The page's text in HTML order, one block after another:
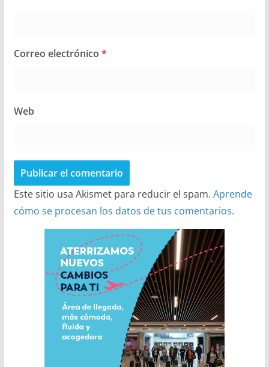
Correo electrónico *
Web
Este sitio usa Akismet para reducir el spam. Aprende
cómo se procesan los datos de tus comentarios.